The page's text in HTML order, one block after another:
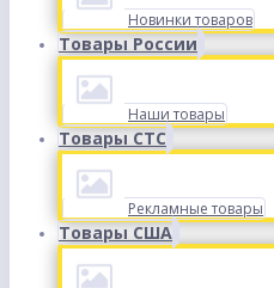
Новинки товаров
Товары России
Наши товары
Товары СТС
Рекламные товары
Товары США